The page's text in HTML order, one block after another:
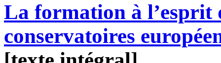
La formation à l’esprit
conservatoires